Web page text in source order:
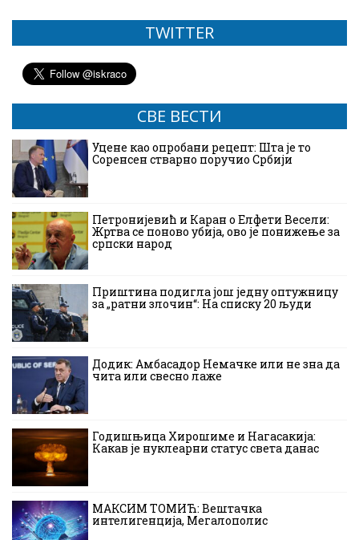
TWITTER
СВЕ ВЕСТИ
Уцене као опробани рецепт: Шта је то
Соренсен стварно поручио Србији
Петронијевић и Каран о Елфети Весели:
Жртва се поново убија, ово је понижење за
српски народ
Приштина подигла још једну оптужницу
за „ратни злочин“: На списку 20 људи
Додик: Амбасадор Немачке или не зна да
чита или свесно лаже
Годишњица Хирошиме и Нагасакија:
Какав је нуклеарни статус света данас
МАКСИМ ТОМИЋ: Вештачка
интелигенција, Мегалополис